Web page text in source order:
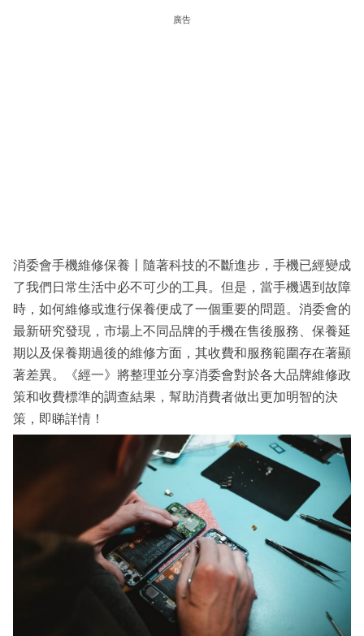
區
廣告
消委會手機維修保養丨隨著科技的不斷進步，手機已經變成
了我們日常生活中必不可少的工具。但是，當手機遇到故障
時，如何維修或進行保養便成了一個重要的問題。消委會的
最新研究發現，市場上不同品牌的手機在售後服務、保養延
期以及保養期過後的維修方面，其收費和服務範圍存在著顯
著差異。《經一》將整理並分享消委會對於各大品牌維修政
策和收費標準的調查結果，幫助消費者做出更加明智的決
策，即睇詳情！